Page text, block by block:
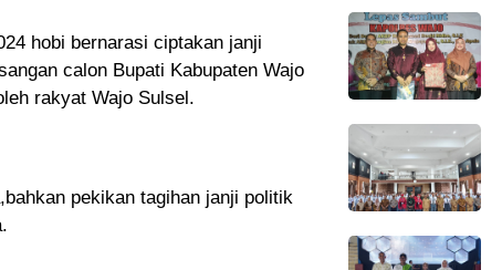
hobi bernarasi ciptakan janji
calon Bupati Kabupaten Wajo
rakyat Wajo Sulsel.
pekikan tagihan janji politik